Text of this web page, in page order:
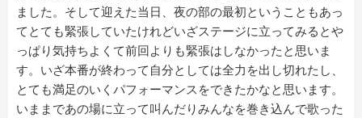
ました。そして迎えた当日、夜の部の最初ということもあっ
てとても緊張していたけれどいざステージに立ってみるとや
っぱり気持ちよくて前回よりも緊張はしなかったと思いま
す。いざ本番が終わって自分としては全力を出し切れたし、
とても満足のいくパフォーマンスをできたかなと思います。
いままであの場に立って叫んだりみんなを巻き込んで歌った